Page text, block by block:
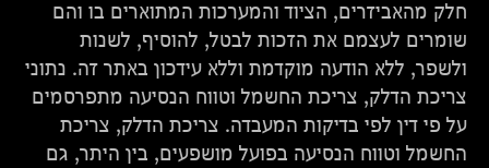
חלק מהאביזרים, הציוד והמערכות המתוארים בו והם
שומרים לעצמם את הזכות לבטל, להוסיף, לשנות
ולשפר, ללא הודעה מוקדמת וללא עידכון באתר זה. נתוני
צריכת הדלק, צריכת החשמל וטווח הנסיעה מתפרסמים
על פי דין לפי בדיקות המעבדה. צריכת הדלק, צריכת
החשמל וטווח הנסיעה בפועל מושפעים, בין היתר, גם